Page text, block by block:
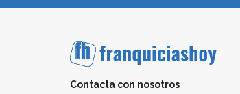
Contacta con nosotros